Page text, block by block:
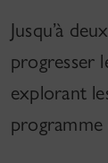
Jusqu’à
progresser
explorant
programme